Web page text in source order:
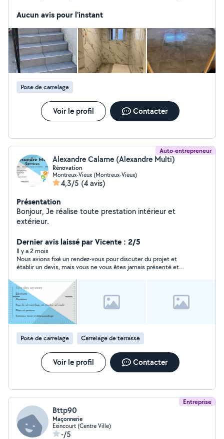
disponible pour répondre à toutes vos demandes.
Aucun avis pour l'instant
Pose de carrelage
Voir le profil Contacter
Auto-entrepreneur
Alexandre Calame (Alexandre Multi)
Rénovation
Montreux-Vieux (Montreux-Vieux)
4,3/5 (4 avis)
Présentation
Bonjour, Je réalise toute prestation intérieur et
extérieur.
Dernier avis laissé par Vicente : 2/5
Il y a 2 mois
Nous avions fixé un rendez‑vous pour discuter du projet et
établir un devis, mais vous ne vous êtes jamais présenté et
Pose de carrelage Carrelage de terrasse
Voir le profil Contacter
Entreprise
Bttp90
Maçonnerie
Exincourt (Centre Ville)
-/5